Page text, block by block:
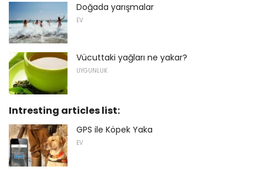
Doğada yarışmalar
EV
Vücuttaki yağları ne yakar?
UYGUNLUK
Intresting articles list:
GPS ile Köpek Yaka
EV